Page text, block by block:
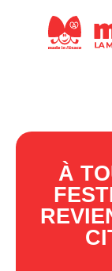
À